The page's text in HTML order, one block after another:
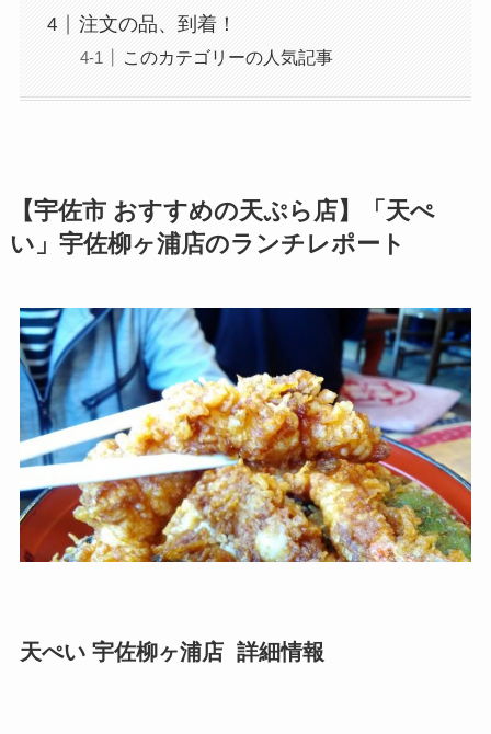
注文の品、到着！
このカテゴリーの人気記事
【宇佐市 おすすめの天ぷら店】「天ぺ
い」宇佐柳ヶ浦店のランチレポート
天ぺい 宇佐柳ヶ浦店 詳細情報